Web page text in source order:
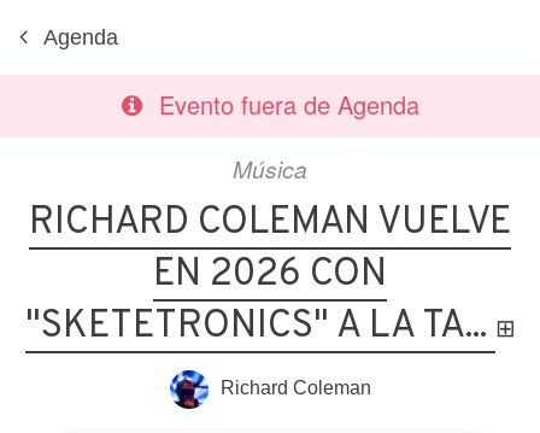
Agenda
Evento fuera de Agenda
Música
RICHARD COLEMAN VUELVE
EN 2026 CON
"SKETETRONICS" A LA TA... ⊞
Richard Coleman